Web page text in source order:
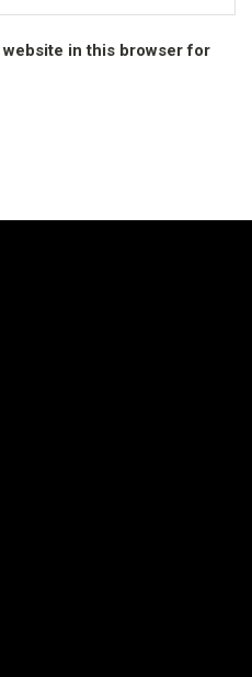
website in this browser for